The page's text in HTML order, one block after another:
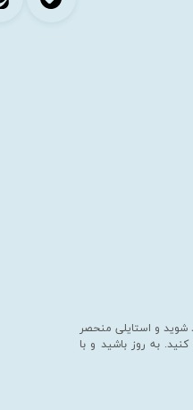
شوید و استایلی منحصر
به روز باشید و با